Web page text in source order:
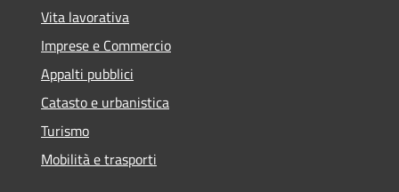
Vita lavorativa
Imprese e Commercio
Appalti pubblici
Catasto e urbanistica
Turismo
Mobilità e trasporti